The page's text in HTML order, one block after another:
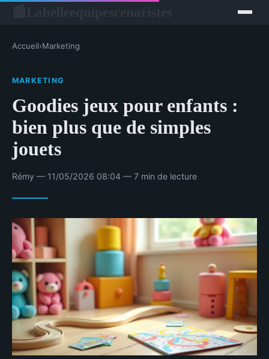
Accueil›Marketing
MARKETING
Goodies jeux pour enfants :
bien plus que de simples
jouets
Rémy — 11/05/2026 08:04 — 7 min de lecture